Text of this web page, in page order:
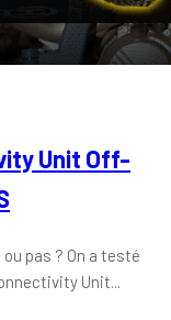
Unit Off-
pas ? On a testé
Unit...